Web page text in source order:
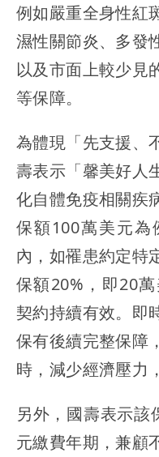
例如嚴重全身性紅
濕性關節炎、多發
以及市面上較少見
等保障。
為體現「先支援、
壽表示「馨美好人
化自體免疫相關疾
保額100萬美元為
內，如罹患約定特
保額20%，即20
契約持續有效。即
保有後續完整保障
時，減少經濟壓力
另外，國壽表示該
元繳費年期，兼顧